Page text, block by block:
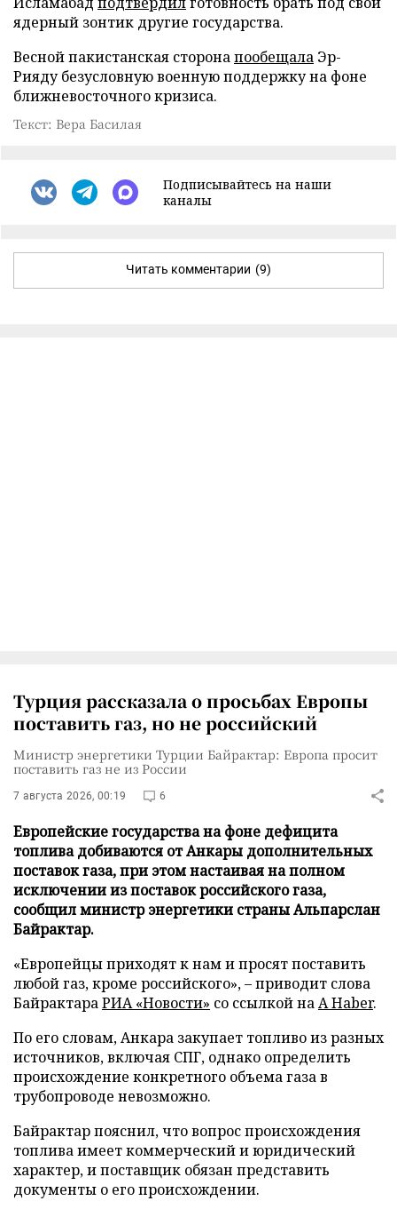
ядерный зонтик другие государства.
Весной пакистанская сторонапообещала Эр-
Рияду безусловную военную поддержку на фоне
ближневосточного кризиса.
Текст: Вера Басилая
Подписывайтесь на наши
каналы
Читать комментарии (9)
Турция рассказала о просьбах Европы
поставить газ, но не российский
Министр энергетики Турции Байрактар: Европа просит
поставить газ не из России
7 августа 2026, 00:19 6
Европейские государства на фоне дефицита
топлива добиваются от Анкары дополнительных
поставок газа, при этом настаивая на полном
исключении из поставок российского газа,
сообщил министр энергетики страны Альпарслан
Байрактар.
«Европейцы приходят к нам и просят поставить
любой газ, кроме российского», – приводит слова
БайрактараРИА «Новости» со ссылкой наA Haber.
По его словам, Анкара закупает топливо из разных
источников, включая СПГ, однако определить
происхождение конкретного объема газа в
трубопроводе невозможно.
Байрактар пояснил, что вопрос происхождения
топлива имеет коммерческий и юридический
характер, и поставщик обязан представить
документы о его происхождении.